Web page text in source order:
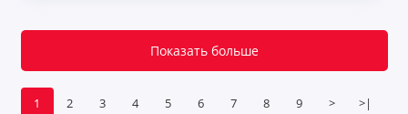
1 2 3 4 5 6 7 8 9 > >|
Показать больше